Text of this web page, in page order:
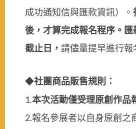
成功通知信與匯款資訊）。
後，才算完成報名程序。匯
截止日， 請儘量提早進行報
◆社團商品販售規則：
1.本次活動僅受理原創作品
2.報名參展者以自身原創之